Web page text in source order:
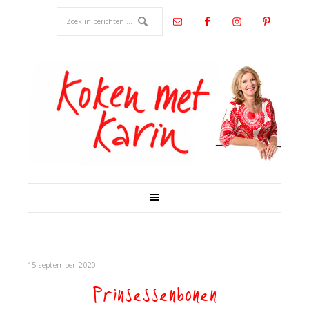
15 september 2020
Prinsessenbonen